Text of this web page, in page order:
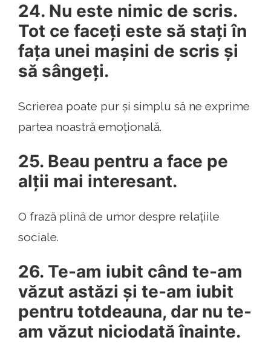
24. Nu este nimic de scris.
Tot ce faceți este să stați în
fața unei mașini de scris și
să sângeți.
Scrierea poate pur și simplu să ne exprime
partea noastră emoțională.
25. Beau pentru a face pe
alții mai interesant.
O frază plină de umor despre relațiile
sociale.
26. Te-am iubit când te-am
văzut astăzi și te-am iubit
pentru totdeauna, dar nu te-
am văzut niciodată înainte.